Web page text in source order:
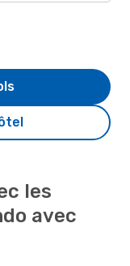
les
avec